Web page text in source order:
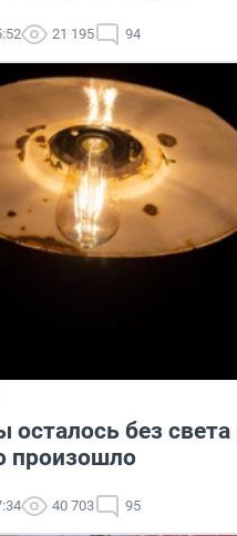
21 195 94
без света
произошло
40 703 95